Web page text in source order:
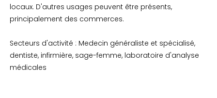
locaux. D'autres usages peuvent être présents,
principalement des commerces.
Secteurs d'activité : Medecin généraliste et spécialisé,
dentiste, infirmière, sage-femme, laboratoire d'analyse
médicales